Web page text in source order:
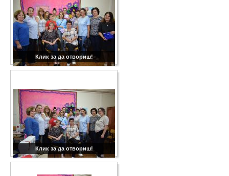
Клик за да отвориш!
Клик за да отвориш!